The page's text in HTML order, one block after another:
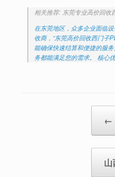
相关推荐: 东莞专业高价回收
在东莞地区，众多企业面临
收商，“东莞高价回收西门子
能确保快速结算和便捷的服
务都能满足您的需求。 核心
←